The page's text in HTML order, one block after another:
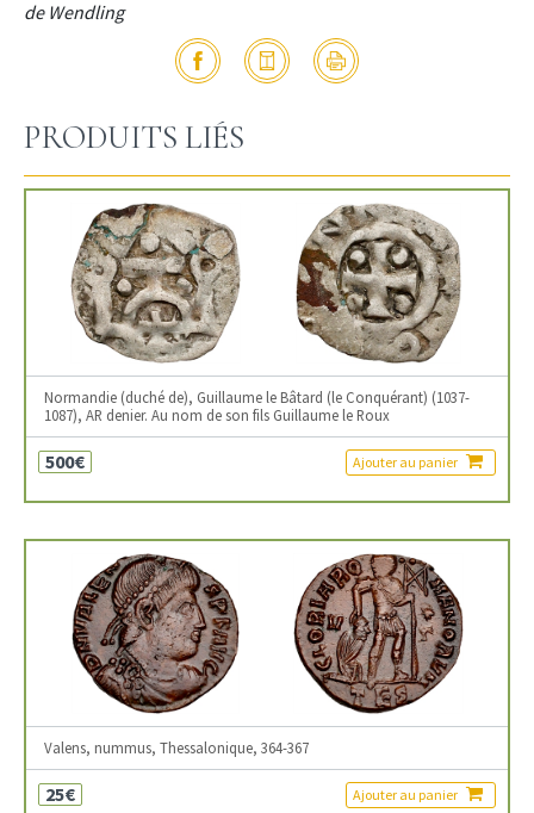
de Wendling
PRODUITS LIÉS
Normandie (duché de), Guillaume le Bâtard (le Conquérant) (1037-
1087), AR denier. Au nom de son fils Guillaume le Roux
500€ Ajouter au panier
Valens, nummus, Thessalonique, 364-367
25€ Ajouter au panier